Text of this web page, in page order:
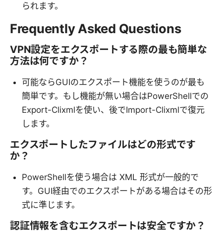
られます。
Frequently Asked Questions
VPN設定をエクスポートする際の最も簡単な
方法は何ですか？
可能ならGUIのエクスポート機能を使うのが最も
簡単です。もし機能が無い場合はPowerShellでの
Export-Clixmlを使い、後でImport-Clixmlで復元
します。
エクスポートしたファイルはどの形式です
か？
PowerShellを使う場合は XML 形式が一般的で
す。GUI経由でのエクスポートがある場合はその形
式に準じます。
認証情報を含むエクスポートは安全ですか？